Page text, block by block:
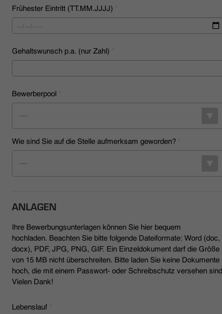
Frühester Eintritt (TT.MM.JJJJ) *
Gehaltswunsch p.a. (nur Zahl) *
Bewerberpool *
---
Wie sind Sie auf die Stelle aufmerksam geworden? *
---
ANLAGEN
Ihre Bewerbungsunterlagen können Sie hier bequem
hochladen. Beachten Sie bitte folgende Dateiformate: Word (doc,
docx), PDF, JPG, PNG, GIF. Ein Einzeldokument darf die Größe
von 15 MB nicht überschreiten. Bitte laden Sie keine Dokumente
hoch, die mit einem Passwort- oder Schreibschutz versehen
Vielen Dank!
Lebenslauf *